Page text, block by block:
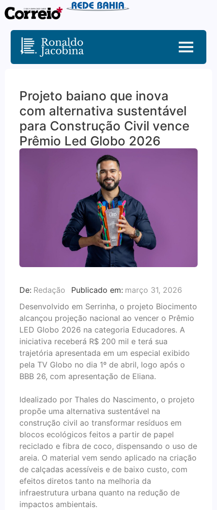
Projeto baiano que inova
com alternativa sustentável
para Construção Civil vence
Prêmio Led Globo 2026
De: Redação Publicado em: março 31, 2026
Desenvolvido em Serrinha, o projeto Biocimento
alcançou projeção nacional ao vencer o Prêmio
LED Globo 2026 na categoria Educadores. A
iniciativa receberá R$ 200 mil e terá sua
trajetória apresentada em um especial exibido
pela TV Globo no dia 1º de abril, logo após o
BBB 26, com apresentação de Eliana.
Idealizado por Thales do Nascimento, o projeto
propõe uma alternativa sustentável na
construção civil ao transformar resíduos em
blocos ecológicos feitos a partir de papel
reciclado e fibra de coco, dispensando o uso de
areia. O material vem sendo aplicado na criação
de calçadas acessíveis e de baixo custo, com
efeitos diretos tanto na melhoria da
infraestrutura urbana quanto na redução de
impactos ambientais.